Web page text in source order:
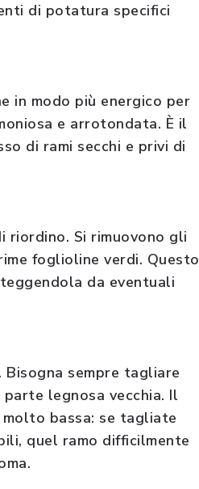
di potatura specifici
in modo più energico per
e arrotondata. È il
di rami secchi e privi di
Si rimuovono gli
foglioline verdi. Questo
da eventuali
sempre tagliare
legnosa vecchia. Il
bassa: se tagliate
quel ramo difficilmente